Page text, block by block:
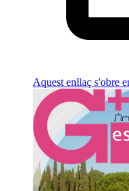
Aquest enllaç s'obre